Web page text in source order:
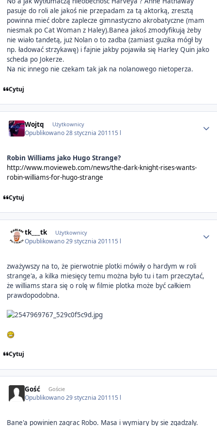
pasuje do roli ale jakoś nie przepadam za tą aktorką, zresztą
powinna mieć dobre zaplecze gimnastyczno akrobatyczne (mam
niesmak po Cat Woman z Haley).Banea jakoś zmodyfikują żeby
nie wiało tandetą, już Nolan o to zadba (zamiast guzika mógł by
np. ładować strzykawę) i fajnie jakby pojawiła się Harley Quin jako
scheda po Jokerze.
Na nic innego nie czekam tak jak na nolanowego nietoperza.
Cytuj
Wojtq Użytkownicy
Opublikowano28 stycznia 201115 l
Robin Williams jako Hugo Strange?
http://www.movieweb.com/news/the-dark-knight-rises-wants-
robin-williams-for-hugo-strange
Cytuj
tk___tk Użytkownicy
Opublikowano29 stycznia 201115 l
zważywszy na to, że pierwotnie plotki mówiły o hardym w roli
strange'a, a kilka miesięcy temu można było tu i tam przeczytać,
że williams stara się o rolę w filmie plotka może być całkiem
prawdopodobna.
Cytuj
Gość Goście
Opublikowano29 stycznia 201115 l
Bane'a powinien zagrac Robo. Masa i wymiary by sie zgadzaly.